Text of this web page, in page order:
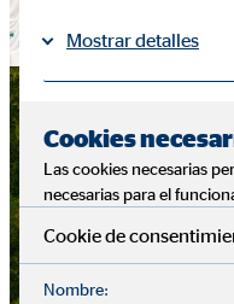
Mostrar detalles
Cookies
Las cookies necesarias
necesarias para el
Cookie de
Nombre: